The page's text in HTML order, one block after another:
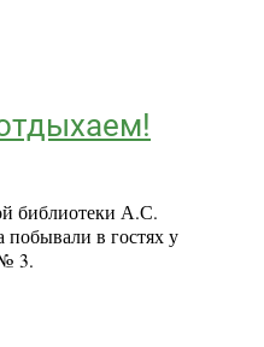
библиотеки А.С.
в гостях у
3.